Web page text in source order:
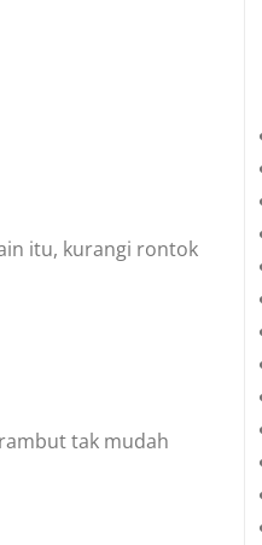
itu, kurangi rontok
tak mudah